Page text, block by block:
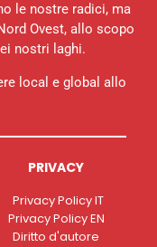
le nostre radici, ma
Ovest, allo scopo
nostri laghi.
local e global allo
PRIVACY
Privacy Policy IT
Privacy Policy EN
Diritto d'autore